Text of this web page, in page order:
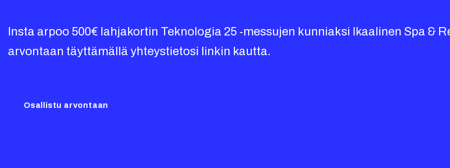
Insta arpoo 500€ lahjakortin Teknologia 25 -messujen kunniaksi Ikaalinen Spa &
arvontaan täyttämällä yhteystietosi linkin kautta.
Osallistu arvontaan